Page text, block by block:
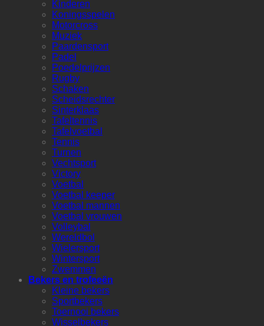
Kinderen
Koningsspelen
Motorcross
Muziek
Paardensport
Padel
Poedelprijzen
Rugby
Schaken
Scheidsrechter
Sinterklaas
Tafeltennis
Tafelvoetbal
Tennis
Turnen
Vechtsport
Victory
Voetbal
Voetbal keeper
Voetbal mannen
Voetbal vrouwen
Volleybal
Wereldbol
Wielersport
Wintersport
Zwemmen
Bekers en trofeeën
Kleine bekers
Sportbekers
Toernooi bekers
Wisselbekers